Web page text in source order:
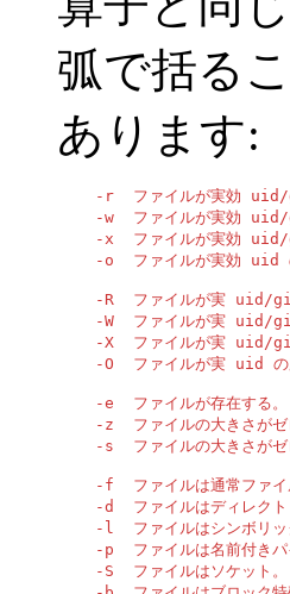
弧で括る
あります:
-r  ファイルが実効 uid/
-w  ファイルが実効 uid/
-x  ファイルが実効 uid/
-o  ファイルが実効 uid
-R  ファイルが実 uid/
-W  ファイルが実 uid/
-X  ファイルが実 uid/
-O  ファイルが実 uid の
    -e  ファイルが存在する。
-z  ファイルの大きさがゼ
-s  ファイルの大きさがゼ
-f  ファイルは通常ファイ
-d  ファイルはディレクト
-l  ファイルはシンボリッ
-p  ファイルは名前付き
    -S  ファイルはソケット。